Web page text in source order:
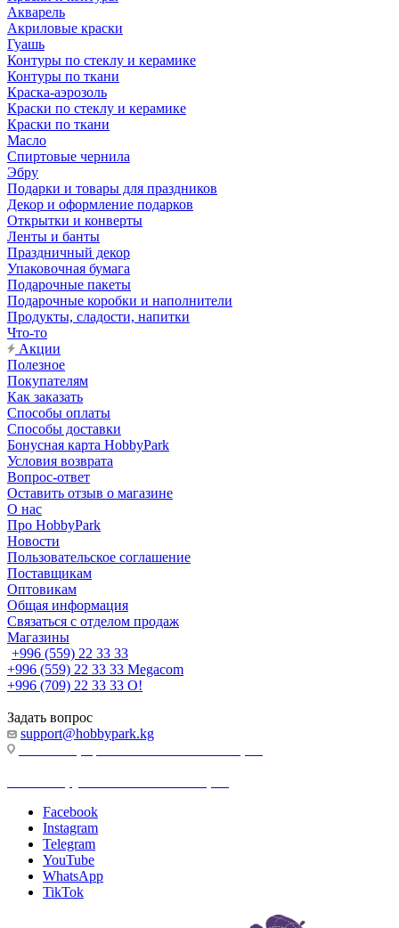
Акварель
Акриловые краски
Гуашь
Контуры по стеклу и керамике
Контуры по ткани
Краска-аэрозоль
Краски по стеклу и керамике
Краски по ткани
Масло
Спиртовые чернила
Эбру
Подарки и товары для праздников
Декор и оформление подарков
Открытки и конверты
Ленты и банты
Праздничный декор
Упаковочная бумага
Подарочные пакеты
Подарочные коробки и наполнители
Продукты, сладости, напитки
Что-то
Акции
Полезное
Покупателям
Как заказать
Способы оплаты
Способы доставки
Бонусная карта HobbyPark
Условия возврата
Вопрос-ответ
Оставить отзыв о магазине
О нас
Про HobbyPark
Новости
Пользовательское соглашение
Поставщикам
Оптовикам
Общая информация
Связаться с отделом продаж
Магазины
+996 (559) 22 33 33
+996 (559) 22 33 33 Megacom
+996 (709) 22 33 33 O!
Задать вопрос
support@hobbypark.kg
Facebook
Instagram
Telegram
YouTube
WhatsApp
TikTok